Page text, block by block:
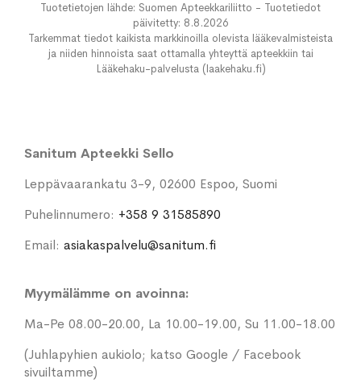
Tuotetietojen lähde: Suomen Apteekkariliitto - Tuotetiedot
päivitetty: 8.8.2026
Tarkemmat tiedot kaikista markkinoilla olevista lääkevalmisteista
ja niiden hinnoista saat ottamalla yhteyttä apteekkiin tai
Lääkehaku-palvelusta (laakehaku.fi)
Sanitum Apteekki Sello
Leppävaarankatu 3-9, 02600 Espoo, Suomi
Puhelinnumero: +358 9 31585890
Email: asiakaspalvelu@sanitum.fi
Myymälämme on avoinna:
Ma-Pe 08.00-20.00, La 10.00-19.00, Su 11.00-18.00
(Juhlapyhien aukiolo; katso Google / Facebook
sivuiltamme)